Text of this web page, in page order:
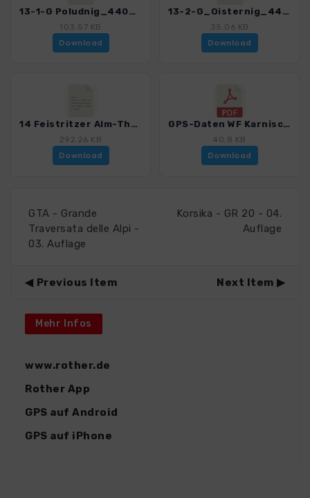
13-1-G Poludnig_4404_3.gpx
103.57 KB
Download
13-2-G_Oisternig_4404_3.gpx
35.06 KB
Download
14 Feistritzer Alm-Thoerl-Maglern_4404_3.gpx
292.26 KB
Download
GPS-Daten WF Karnischer Hoehenweg - Haftungsausschluss, Nutzungsbedingungen und Hinweise_4404_3.pdf
40.8 KB
Download
GTA - Grande
Traversata delle Alpi -
03. Auflage
Korsika - GR 20 - 04.
Auflage
Previous Item Next Item
Mehr Infos
www.rother.de
Rother App
GPS auf Android
GPS auf iPhone